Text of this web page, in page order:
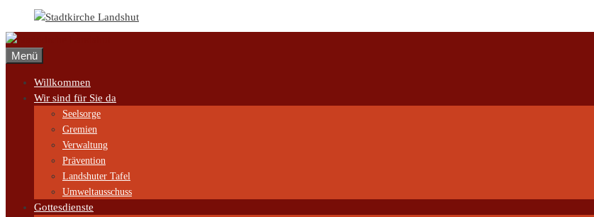
springen
Menü
Willkommen
Wir sind für Sie da
Seelsorge
Gremien
Verwaltung
Prävention
Landshuter Tafel
Umweltausschuss
Gottesdienste